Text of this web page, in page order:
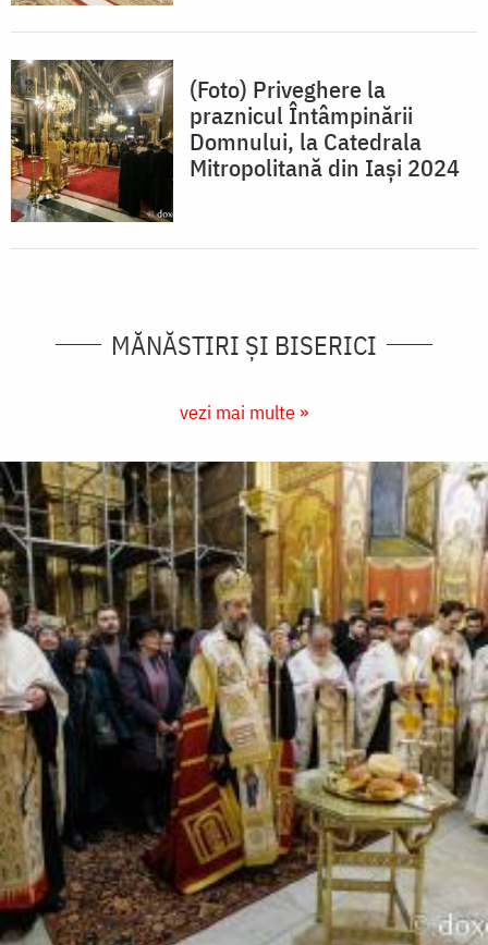
(Foto) Priveghere la
praznicul Întâmpinării
Domnului, la Catedrala
Mitropolitană din Iași 2024
MĂNĂSTIRI ȘI BISERICI
vezi mai multe »